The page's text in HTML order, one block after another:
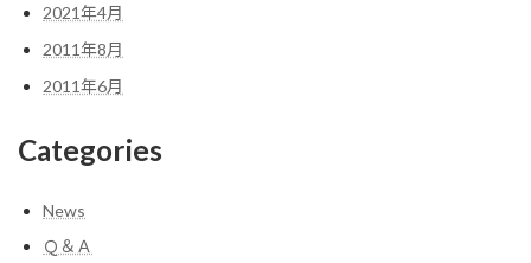
2021年4月
2011年8月
2011年6月
Categories
News
Ｑ＆Ａ